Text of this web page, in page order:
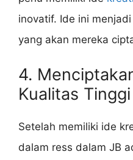
inovatif. Ide ini
yang akan mereka
4.
Kualitas Tinggi
Setelah memiliki ide
dalam ress dalam JB